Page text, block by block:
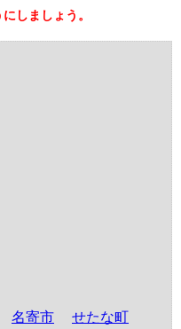
しましょう。
名寄市 せたな町